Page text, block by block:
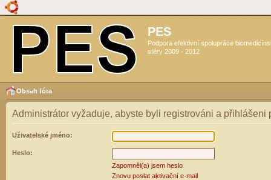
PES
Podpora efektivní spolupráce
sféry 2009 - 2012
Obsah fóra
Administrátor vyžaduje, abyste byli registrováni a přihlášeni
Uživatelské jméno:
Heslo:
Zapomněl(a) jsem heslo
Znovu poslat aktivační e-mail